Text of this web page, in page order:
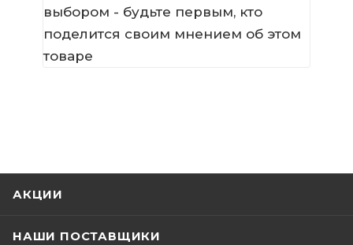
выбором - будьте первым, кто
поделится своим мнением об этом
товаре
АКЦИИ
НАШИ ПОСТАВЩИКИ